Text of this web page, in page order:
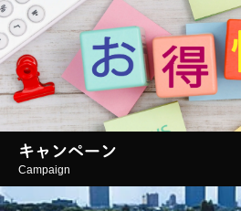
キャンペーン
Campaign